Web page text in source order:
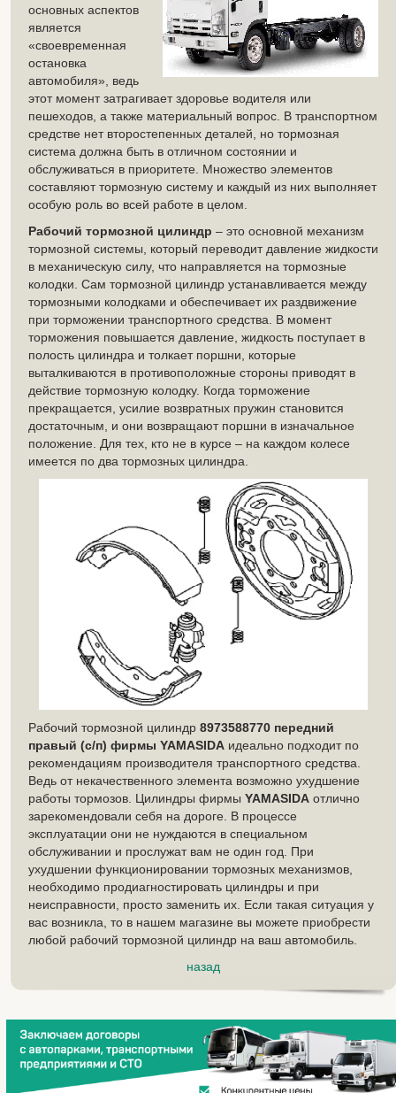
основных аспектов
является
«своевременная
остановка
автомобиля», ведь
этот момент затрагивает здоровье водителя или
пешеходов, а также материальный вопрос. В транспортном
средстве нет второстепенных деталей, но тормозная
система должна быть в отличном состоянии и
обслуживаться в приоритете. Множество элементов
составляют тормозную систему и каждый из них выполняет
особую роль во всей работе в целом.
Рабочий тормозной цилиндр – это основной механизм
тормозной системы, который переводит давление жидкости
в механическую силу, что направляется на тормозные
колодки. Сам тормозной цилиндр устанавливается между
тормозными колодками и обеспечивает их раздвижение
при торможении транспортного средства. В момент
торможения повышается давление, жидкость поступает в
полость цилиндра и толкает поршни, которые
выталкиваются в противоположные стороны приводят в
действие тормозную колодку. Когда торможение
прекращается, усилие возвратных пружин становится
достаточным, и они возвращают поршни в изначальное
положение. Для тех, кто не в курсе – на каждом колесе
имеется по два тормозных цилиндра.
Рабочий тормозной цилиндр 8973588770 передний
правый (с/п) фирмы YAMASIDA идеально подходит по
рекомендациям производителя транспортного средства.
Ведь от некачественного элемента возможно ухудшение
работы тормозов. Цилиндры фирмы YAMASIDA отлично
зарекомендовали себя на дороге. В процессе
эксплуатации они не нуждаются в специальном
обслуживании и прослужат вам не один год. При
ухудшении функционировании тормозных механизмов,
необходимо продиагностировать цилиндры и при
неисправности, просто заменить их. Если такая ситуация у
вас возникла, то в нашем магазине вы можете приобрести
любой рабочий тормозной цилиндр на ваш автомобиль.
назад